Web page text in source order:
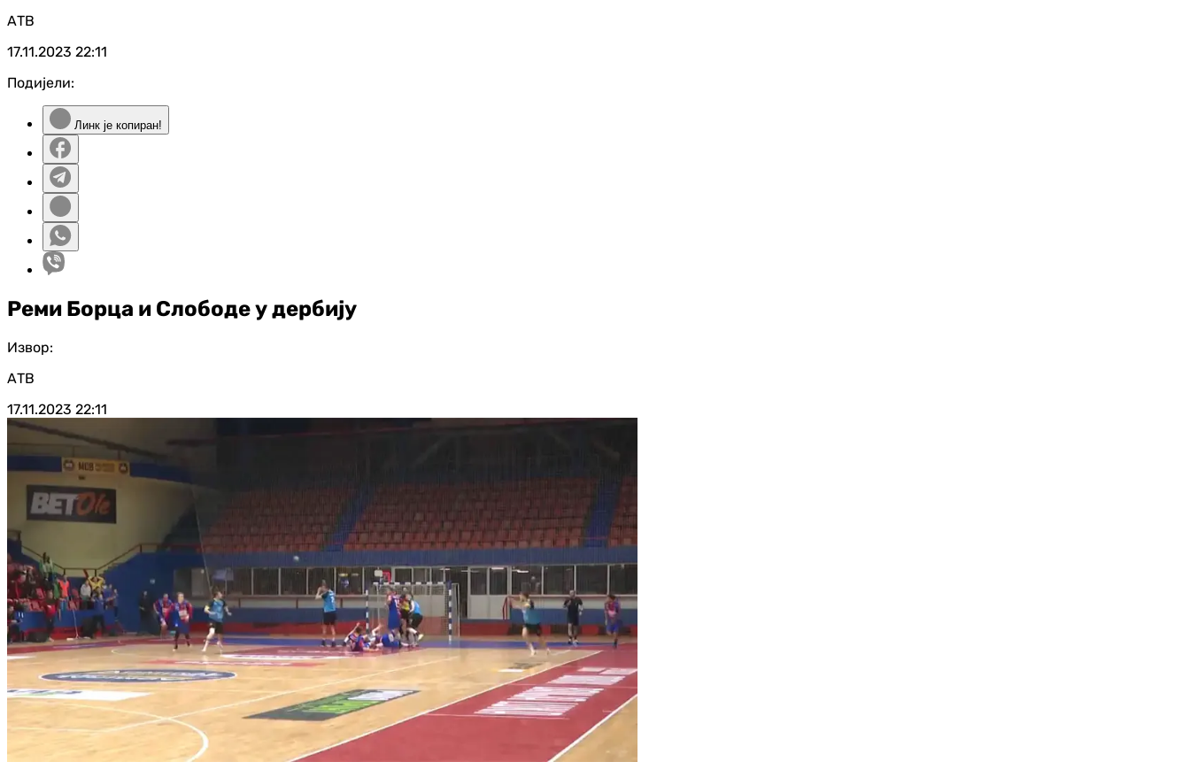
АТВ
17.11.2023 22:11
Подијели:
Линк је копиран!
Реми Борца и Слободе у дербију
Извор:
АТВ
17.11.2023 22:11